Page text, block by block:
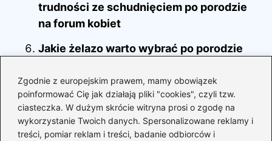
Zgodnie z europejskim prawem, mamy obowiązek
poinformować Cię jak działają pliki "cookies", czyli tzw.
ciasteczka. W dużym skrócie witryna prosi o zgodę na
wykorzystanie Twoich danych. Spersonalizowane reklamy i
treści, pomiar reklam i treści, badanie odbiorców i
trudności ze schudnięciem po porodzie
na forum kobiet
Jakie żelazo warto wybrać po porodzie
Jak radzić sobie z depresją trzy miesiące
po porodzie? Przewodnik dla świeżo
upieczonych mam